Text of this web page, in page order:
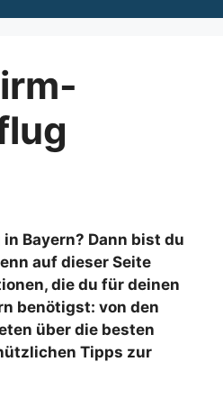
Bayern? Dann bist du
auf dieser Seite
die du für deinen
benötigst: von den
über die besten
Tipps zur